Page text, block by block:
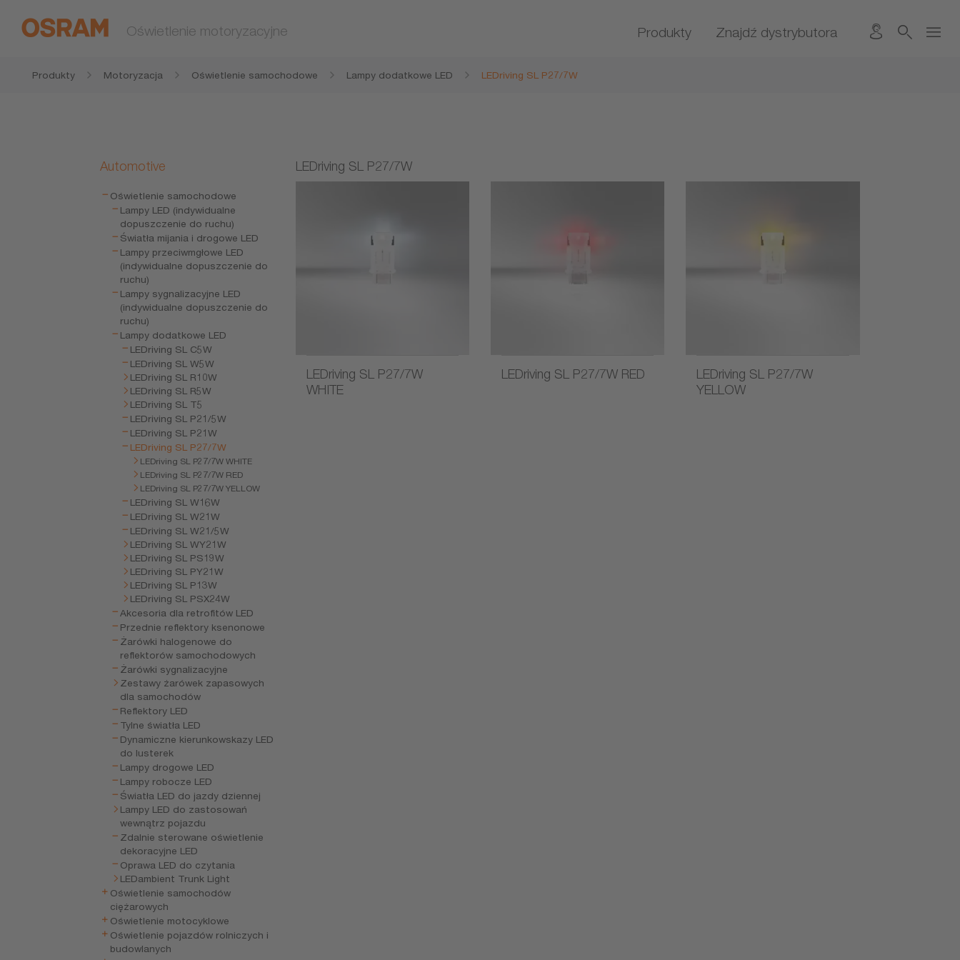
Oświetlenie motoryzacyjne Produkty Znajdź dystrybutora
Produkty Motoryzacja Oświetlenie samochodowe Lampy dodatkowe LED LEDriving SL P27/7W
Automotive
Oświetlenie samochodowe
Lampy LED (indywidualne
dopuszczenie do ruchu)
Światła mijania i drogowe LED
Lampy przeciwmgłowe LED
(indywidualne dopuszczenie do
ruchu)
Lampy sygnalizacyjne LED
(indywidualne dopuszczenie do
ruchu)
Lampy dodatkowe LED
LEDriving SL C5W
LEDriving SL W5W
LEDriving SL R10W
LEDriving SL R5W
LEDriving SL T5
LEDriving SL P21/5W
LEDriving SL P21W
LEDriving SL P27/7W
LEDriving SL P27/7W WHITE
LEDriving SL P27/7W RED
LEDriving SL P27/7W YELLOW
LEDriving SL W16W
LEDriving SL W21W
LEDriving SL W21/5W
LEDriving SL WY21W
LEDriving SL PS19W
LEDriving SL PY21W
LEDriving SL P13W
LEDriving SL PSX24W
Akcesoria dla retrofitów LED
Przednie reflektory ksenonowe
Żarówki halogenowe do
reflektorów samochodowych
Żarówki sygnalizacyjne
Zestawy żarówek zapasowych
dla samochodów
Reflektory LED
Tylne światła LED
Dynamiczne kierunkowskazy LED
do lusterek
Lampy drogowe LED
Lampy robocze LED
Światła LED do jazdy dziennej
Lampy LED do zastosowań
wewnątrz pojazdu
Zdalnie sterowane oświetlenie
dekoracyjne LED
Oprawa LED do czytania
LEDambient Trunk Light
Oświetlenie samochodów
ciężarowych
Oświetlenie motocyklowe
Oświetlenie pojazdów rolniczych i
budowlanych
LEDriving SL P27/7W
LEDriving SL P27/7W
WHITE
LEDriving SL P27/7W RED
LEDriving SL P27/7W
YELLOW